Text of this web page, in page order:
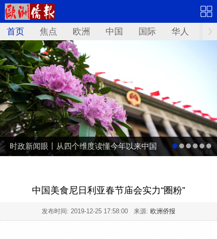
首页 焦点 欧洲 中国 国际 华人 文
时政新闻眼丨从四个维度读懂今年以来中国
中国美食尼日利亚春节庙会实力“圈粉”
发布时间: 2019-12-25 17:58:00 来源: 欧洲侨报